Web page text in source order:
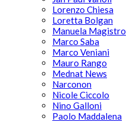
Lorenzo Chiesa
Loretta Bolgan
Manuela Magistro
Marco Saba
Marco Veniani
Mauro Rango
Mednat News
Narconon
Nicole Ciccolo
Nino Galloni
Paolo Maddalena